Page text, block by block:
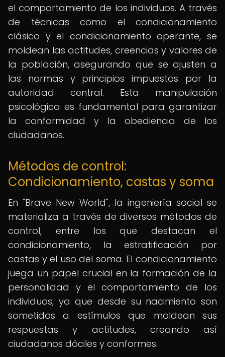
el comportamiento de los individuos. A través
de técnicas como el condicionamiento
clásico y el condicionamiento operante, se
moldean las actitudes, creencias y valores de
la población, asegurando que se ajusten a
las normas y principios impuestos por la
autoridad central. Esta manipulación
psicológica es fundamental para garantizar
la conformidad y la obediencia de los
ciudadanos.
Métodos de control:
Condicionamiento, castas y soma
En "Brave New World", la ingeniería social se
materializa a través de diversos métodos de
control, entre los que destacan el
condicionamiento, la estratificación por
castas y el uso del soma. El condicionamiento
juega un papel crucial en la formación de la
personalidad y el comportamiento de los
individuos, ya que desde su nacimiento son
sometidos a estímulos que moldean sus
respuestas y actitudes, creando así
ciudadanos dóciles y conformes.